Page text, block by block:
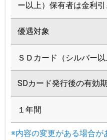
ー以上）保有者は金利
優遇対象
ＳＤカード（シルバー以
SDカード発行後の有効
１年間
※内容の変更がある場合が